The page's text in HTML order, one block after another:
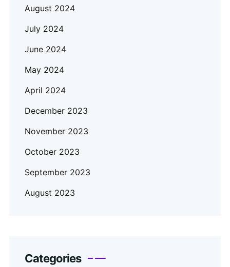
August 2024
July 2024
June 2024
May 2024
April 2024
December 2023
November 2023
October 2023
September 2023
August 2023
Categories